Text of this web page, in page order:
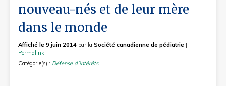
nouveau-nés et de leur mère
dans le monde
Affiché le 9 juin 2014 par la Société canadienne de pédiatrie |
Permalink
Catégorie(s) : Défense d’intérêts